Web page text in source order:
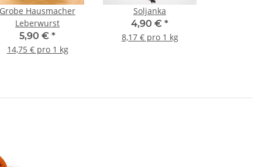
Grobe Hausmacher
Leberwurst
5,90 € *
14,75 € pro 1 kg
Soljanka
4,90 € *
8,17 € pro 1 kg